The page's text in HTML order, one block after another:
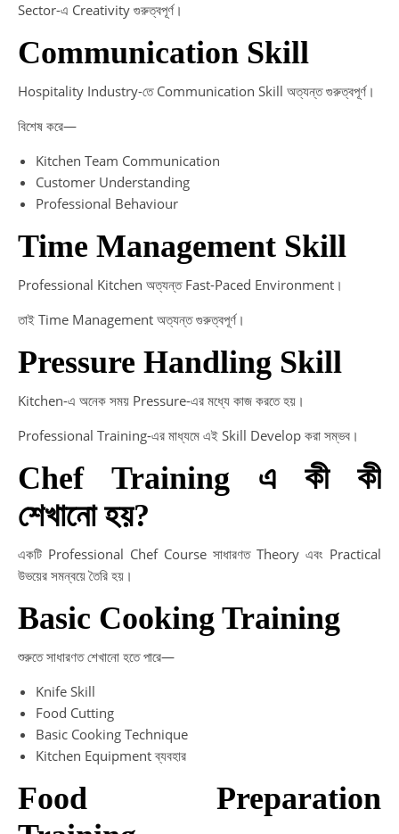
Sector-এ Creativity গুরুত্বপূর্ণ।
Communication Skill
Hospitality Industry-তে Communication Skill অত্যন্ত গুরুত্বপূর্ণ।
বিশেষ করে—
Kitchen Team Communication
Customer Understanding
Professional Behaviour
Time Management Skill
Professional Kitchen অত্যন্ত Fast-Paced Environment।
তাই Time Management অত্যন্ত গুরুত্বপূর্ণ।
Pressure Handling Skill
Kitchen-এ অনেক সময় Pressure-এর মধ্যে কাজ করতে হয়।
Professional Training-এর মাধ্যমে এই Skill Develop করা সম্ভব।
Chef Training এ কী কী
শেখানো হয়?
একটি Professional Chef Course সাধারণত Theory এবং Practical
উভয়ের সমন্বয়ে তৈরি হয়।
Basic Cooking Training
শুরুতে সাধারণত শেখানো হতে পারে—
Knife Skill
Food Cutting
Basic Cooking Technique
Kitchen Equipment ব্যবহার
Food Preparation